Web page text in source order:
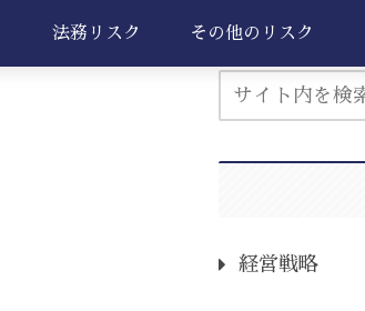
法務リスク その他のリスク
経営戦略